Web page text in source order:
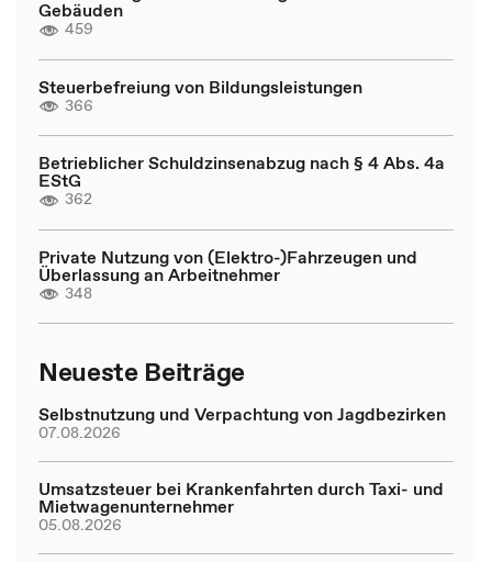
Gebäuden
459
Steuerbefreiung von Bildungsleistungen
366
Betrieblicher Schuldzinsenabzug nach § 4 Abs. 4a
EStG
362
Private Nutzung von (Elektro-)Fahrzeugen und
Überlassung an Arbeitnehmer
348
Neueste Beiträge
Selbstnutzung und Verpachtung von Jagdbezirken
07.08.2026
Umsatzsteuer bei Krankenfahrten durch Taxi- und
Mietwagenunternehmer
05.08.2026